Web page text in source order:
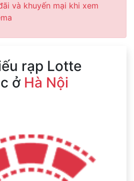
và khuyến mại khi xem
rạp Lotte
ở Hà Nội